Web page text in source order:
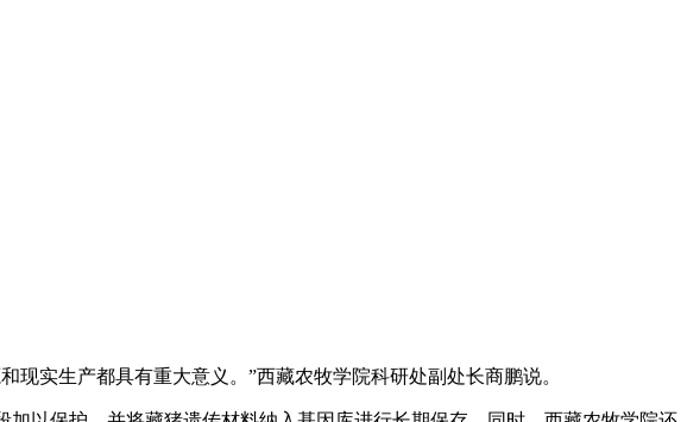
实生产都具有重大意义。”西藏农牧学院科研处副处长商鹏说。